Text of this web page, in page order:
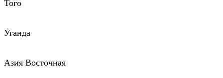
Того
Уганда
Азия Восточная